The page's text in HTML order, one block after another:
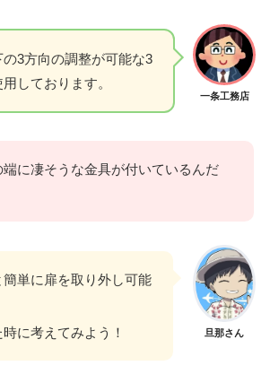
一条工務店
3方向の調整が可能な3
しております。
端に凄そうな金具が付いているんだ
旦那さん
単に扉を取り外し可能
に考えてみよう！